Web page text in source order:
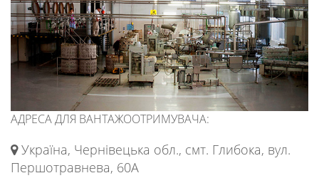
АДРЕСА ДЛЯ ВАНТАЖООТРИМУВАЧА:
Україна, Чернівецька обл., смт. Глибока, вул.
Першотравнева, 60А